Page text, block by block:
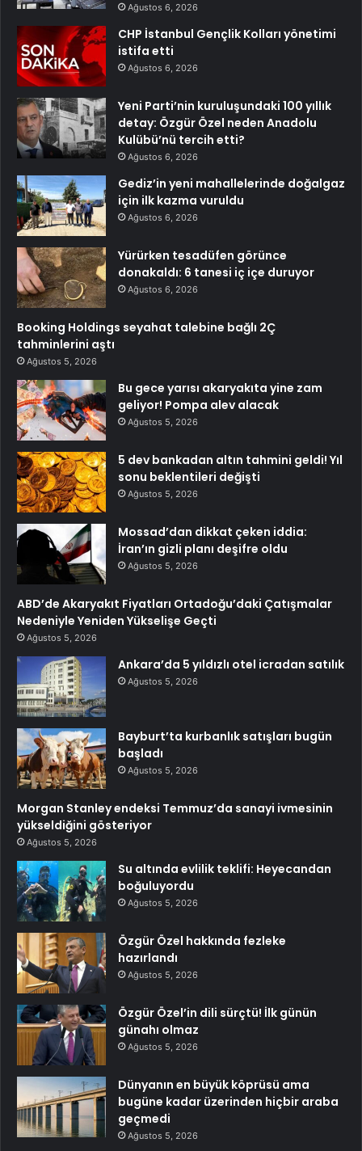
Ağustos 6, 2026
CHP İstanbul Gençlik Kolları yönetimi
istifa etti
Ağustos 6, 2026
Yeni Parti’nin kuruluşundaki 100 yıllık
detay: Özgür Özel neden Anadolu
Kulübü’nü tercih etti?
Ağustos 6, 2026
Gediz’in yeni mahallelerinde doğalgaz
için ilk kazma vuruldu
Ağustos 6, 2026
Yürürken tesadüfen görünce
donakaldı: 6 tanesi iç içe duruyor
Ağustos 6, 2026
Booking Holdings seyahat talebine bağlı 2Ç
tahminlerini aştı
Ağustos 5, 2026
Bu gece yarısı akaryakıta yine zam
geliyor! Pompa alev alacak
Ağustos 5, 2026
5 dev bankadan altın tahmini geldi! Yıl
sonu beklentileri değişti
Ağustos 5, 2026
Mossad’dan dikkat çeken iddia:
İran’ın gizli planı deşifre oldu
Ağustos 5, 2026
ABD’de Akaryakıt Fiyatları Ortadoğu’daki Çatışmalar
Nedeniyle Yeniden Yükselişe Geçti
Ağustos 5, 2026
Ankara’da 5 yıldızlı otel icradan satılık
Ağustos 5, 2026
Bayburt’ta kurbanlık satışları bugün
başladı
Ağustos 5, 2026
Morgan Stanley endeksi Temmuz’da sanayi ivmesinin
yükseldiğini gösteriyor
Ağustos 5, 2026
Su altında evlilik teklifi: Heyecandan
boğuluyordu
Ağustos 5, 2026
Özgür Özel hakkında fezleke
hazırlandı
Ağustos 5, 2026
Özgür Özel’in dili sürçtü! İlk günün
günahı olmaz
Ağustos 5, 2026
Dünyanın en büyük köprüsü ama
bugüne kadar üzerinden hiçbir araba
geçmedi
Ağustos 5, 2026